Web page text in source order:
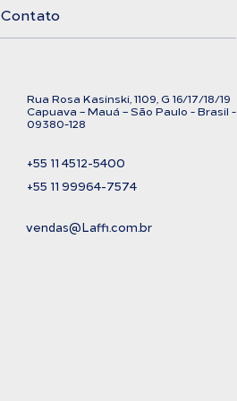
Contato
Rua Rosa Kasinski, 1109, G 16/17/18/19
Capuava – Mauá – São Paulo - Brasil -
09380-128
+55 11 4512-5400
+55 11 99964-7574
vendas@Laffi.com.br